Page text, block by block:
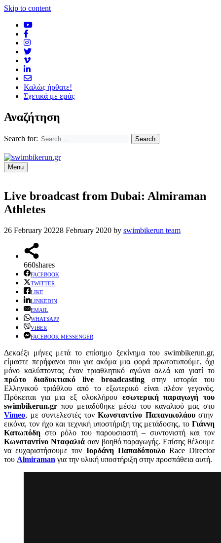
Skip to content
Καλώς ήρθατε!
Σχετικά με εμάς
Αναζήτηση
Search for:
Menu
Live broadcast from Dubai: Almiraman
Athletes
26 February 20228 February 2020 by swimbikerun team
660shares
FACEBOOK
TWITTER
LIKE
LINKEDIN
EMAIL
WHATSAPP
VIBER
FACEBOOK MESSENGER
Δεκαέξι μήνες μετά το επίσημο ξεκίνημα του swimbikerun.gr,
είμαστε περήφανοι που για ακόμα μια φορά πρωτοτυπούμε, όχι
μόνο καλύπτοντας έναν τριαθλητικό αγώνα αλλά και γιατί το
πρώτο διαδυκτιακό live broadcastingστην ιστορία του
Ελληνικού τριάθλου από το εξωτερικό είναι πλέον γεγονός.
Πρόκειται για μια εξ ολοκλήρου εσωτερική παραγωγή του
swimbikerun.gr που μεταδόθηκε μέσω του καναλιού μας στο
Vimeo, με συντελεστές τονΚωνσταντίνο Παπανικολάουστην
εικόνα, τον ήχο και τεχνική υποστήριξη της μετάδοσης, το Γιάννη
Κατωπόδη στο ρόλο του παρουσιαστή – συντονιστή και τον
Κωνσταντίνο Νταφαλιάσαν βοηθό παραγωγής. Επίσης θέλουμε
να ευχαριστήσουμε τον Ιορδάνη ΠαπαδόπουλοRace Director
του Almiraman για την υλική υποστήριξη στην προσπάθεια αυτή.